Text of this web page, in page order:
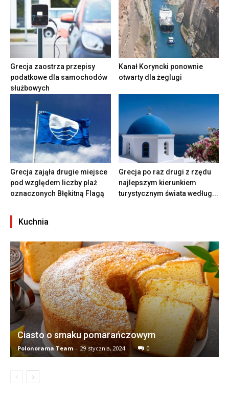
Grecja zaostrza przepisy
podatkowe dla samochodów
służbowych
Kanał Koryncki ponownie
otwarty dla żeglugi
Grecja zająła drugie miejsce
pod względem liczby plaż
oznaczonych Błękitną Flagą
Grecja po raz drugi z rzędu
najlepszym kierunkiem
turystycznym świata według...
Kuchnia
Ciasto o smaku pomarańczowym
Polonorama Team - 29 stycznia, 2024 0